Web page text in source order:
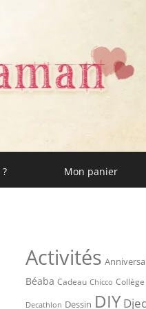
Mon panier
Activités
Béaba Cadeau Chicco Collège
Decathlon Dessin DIY